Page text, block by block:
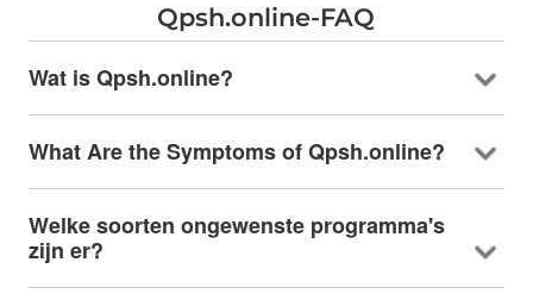
Qpsh.online-FAQ
Wat is Qpsh.online?
What Are the Symptoms of Qpsh.online?
Welke soorten ongewenste programma's
zijn er?